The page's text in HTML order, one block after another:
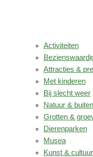
Activiteiten
Attracties &
Met kinderen
Bij slecht weer
Natuur & buiten
Grotten &
Dierenparken
Musea
Kunst & cultuur